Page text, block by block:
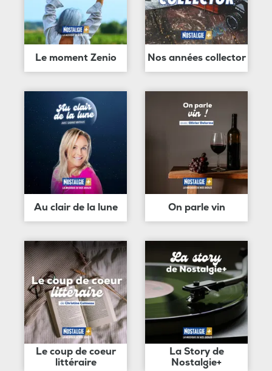
Le moment Zenio Nos années collector
Au clair de la lune On parle vin
Le coup de coeur
littéraire
La Story de
Nostalgie+